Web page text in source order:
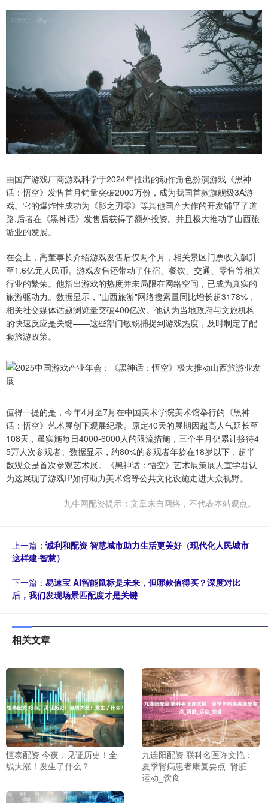
由国产游戏厂商游戏科学于2024年推出的动作角色扮演游戏《黑神
话：悟空》发售首月销量突破2000万份，成为我国首款旗舰级3A游
戏。它的爆炸性成功为《影之刃零》等其他国产大作的开发铺平了道
路,后者在《黑神话》发售后获得了额外投资。并且极大推动了山西旅
游业的发展。
在会上，高董事长介绍游戏发售后仅两个月，相关景区门票收入飙升
至1.6亿元人民币。游戏发售还带动了住宿、餐饮、交通、零售等相关
行业的繁荣。他指出游戏的热度并未局限在网络空间，已成为真实的
旅游驱动力。数据显示，"山西旅游"网络搜索量同比增长超3178%，
相关社交媒体话题浏览量突破400亿次。他认为当地政府与文旅机构
的快速反应是关键——这些部门敏锐捕捉到游戏热度，及时制定了配
套旅游政策。
值得一提的是，今年4月至7月在中国美术学院美术馆举行的《黑神
话：悟空》艺术展创下观展纪录。原定40天的展期因超高人气延长至
108天，虽实施每日4000-6000人的限流措施，三个半月仍累计接待4
5万人次参观者。数据显示，约80%的参观者年龄在18岁以下，超半
数观众是首次参观艺术展。《黑神话：悟空》艺术展策展人宣学君认
为这展现了游戏IP如何助力美术馆等公共文化设施走进大众视野。
九牛网配资提示：文章来自网络，不代表本站观点。
上一篇： 诚利和配资 智慧城市助力生活更美好（现代化人民城市
这样建·智慧）
下一篇： 易速宝 AI智能鼠标是未来，但哪款值得买？深度对比
后，我们发现场景匹配度才是关键
相关文章
恒泰配资 今夜，见证历史！全
线大涨！发生了什么？
九连阳配资 联科名医许文艳：
夏季肾病患者康复要点_肾脏_
运动_饮食